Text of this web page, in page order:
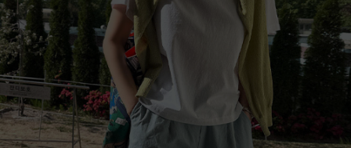
와이드팬츠
한정세일
셔츠&블라우스
가디건/니트